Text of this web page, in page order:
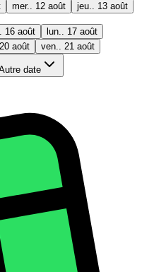
mer.. 12 août jeu.. 13 août
16 août
lun.. 17 août
août ven.. 21 août
date